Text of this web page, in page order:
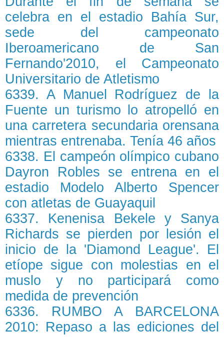
celebra en el estadio Bahía Sur,
sede del campeonato
Iberoamericano de San
Fernando'2010, el Campeonato
Universitario de Atletismo
6339. A Manuel Rodríguez de la
Fuente un turismo lo atropelló en
una carretera secundaria orensana
mientras entrenaba. Tenía 46 años
6338. El campeón olímpico cubano
Dayron Robles se entrena en el
estadio Modelo Alberto Spencer
con atletas de Guayaquil
6337. Kenenisa Bekele y Sanya
Richards se pierden por lesión el
inicio de la 'Diamond League'. El
etíope sigue con molestias en el
muslo y no participará como
medida de prevención
6336. RUMBO A BARCELONA
2010: Repaso a las ediciones del